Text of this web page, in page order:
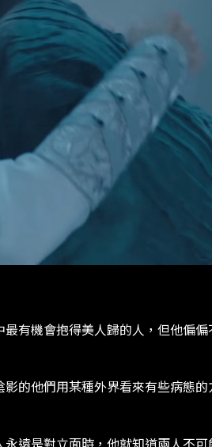
有機會抱得美人歸的人，但他偏
的他們用某種外界看來有些病態